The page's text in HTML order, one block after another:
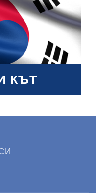
КЪТ